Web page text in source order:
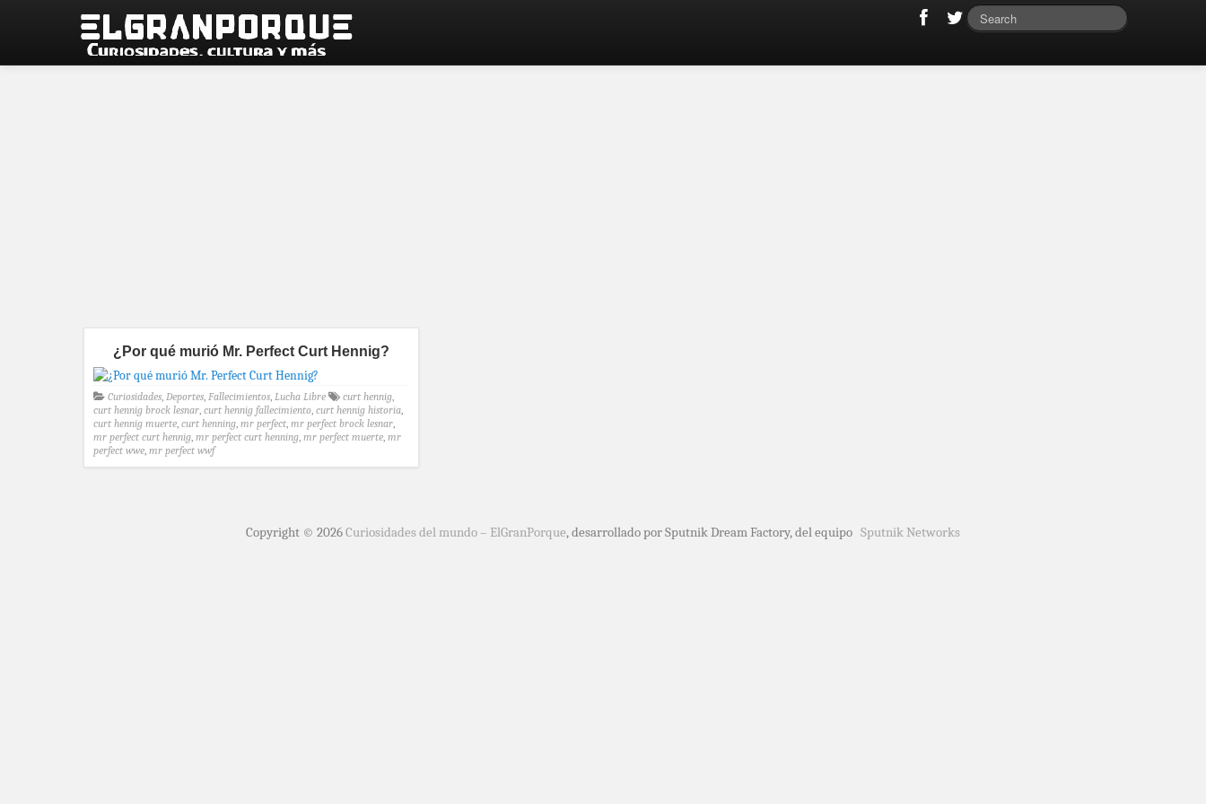
¿Por qué murió Mr. Perfect Curt Hennig?
Curiosidades, Deportes, Fallecimientos, Lucha Libre curt hennig,
curt hennig brock lesnar, curt hennig fallecimiento, curt hennig historia,
curt hennig muerte, curt henning, mr perfect, mr perfect brock lesnar,
mr perfect curt hennig, mr perfect curt henning, mr perfect muerte, mr
perfect wwe, mr perfect wwf
Copyright © 2026Curiosidades del mundo – ElGranPorque, desarrollado por Sputnik Dream Factory, del equipo Sputnik Networks